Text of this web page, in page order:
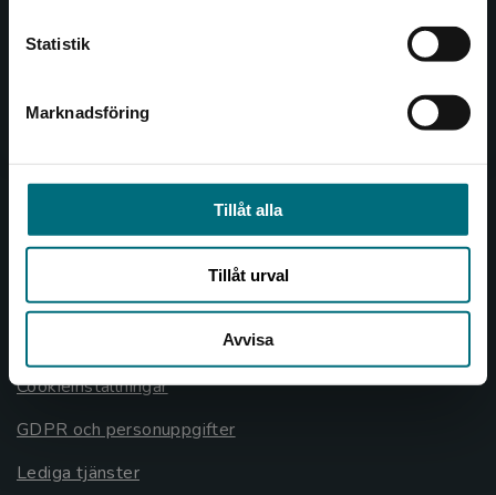
Statistik
Marknadsföring
Tillåt alla
Tillåt urval
Avvisa
Kontakta kundservice
Köpvillkor
Allmänna länkar
Om oss
Cookieinställningar
GDPR och personuppgifter
Lediga tjänster